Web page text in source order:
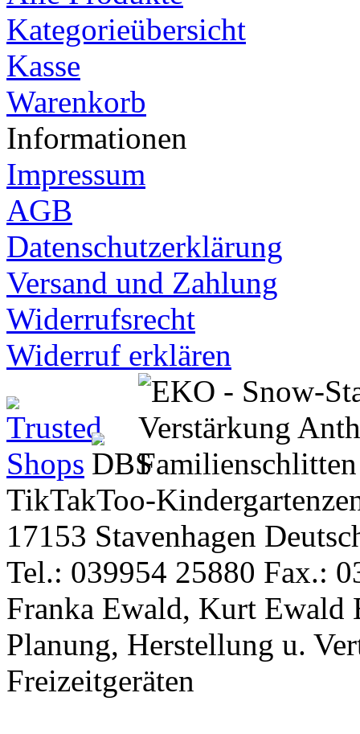
Kategorieübersicht
Kasse
Warenkorb
Informationen
Impressum
AGB
Datenschutzerklärung
Versand und Zahlung
Widerrufsrecht
Widerruf erklären
TikTakToo-
17153 Stavenhagen
Tel.: 039954 25880 Fax.:
Franka Ewald, Kurt Ewald
Planung, Herstellung u.
Freizeitgeräten